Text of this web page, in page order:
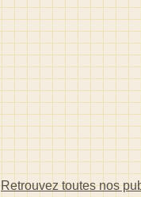
Retrouvez toutes nos